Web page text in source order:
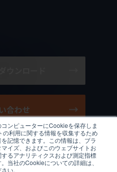
ンピューターにCookieを保存しま
利用に関する情報を収集するため
記憶できます。この情報は、ブラ
イズ、およびこのウェブサイトお
るアナリティクスおよび測定指標
当社のCookieについての詳細は、
い。
合わせ
シー クッキーポリシー
利用規約
サイトマップ